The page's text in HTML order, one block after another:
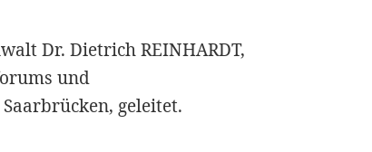
Dr. Dietrich REINHARDT,
und
geleitet.